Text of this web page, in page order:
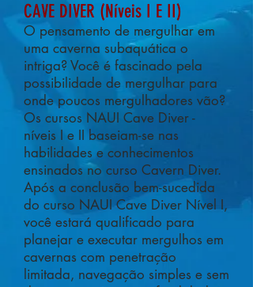
CAVE DIVER (Níveis I E II)
O pensamento de mergulhar em
uma caverna subaquática o
intriga? Você é fascinado pela
possibilidade de mergulhar para
onde poucos mergulhadores vão?
Os cursos NAUI Cave Diver -
níveis I e II baseiam-se nas
habilidades e conhecimentos
ensinados no curso Cavern Diver.
Após a conclusão bem-sucedida
do curso NAUI Cave Diver Nível I,
você estará qualificado para
planejar e executar mergulhos em
cavernas com penetração
limitada, navegação simples e sem